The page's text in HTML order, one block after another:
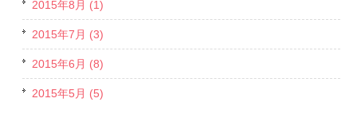
2015年8月 (1)
2015年7月 (3)
2015年6月 (8)
2015年5月 (5)